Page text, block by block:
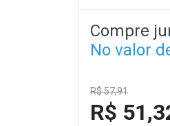
Compre
No valor
R$ 57,91
R$